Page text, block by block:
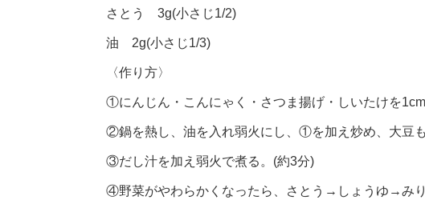
さとう 3g(小さじ1/2)
油 2g(小さじ1/3)
〈作り方〉
①にんじん・こんにゃく・さつま揚げ・しいたけを1cm
②鍋を熱し、油を入れ弱火にし、①を加え炒め、大豆
③だし汁を加え弱火で煮る。(約3分)
④野菜がやわらかくなったら、さとう→しょうゆ→み